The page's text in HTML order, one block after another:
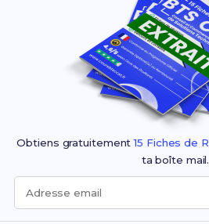
Obtiens gratuitement15 Fiches de
ta boîte mail.
Adresse email